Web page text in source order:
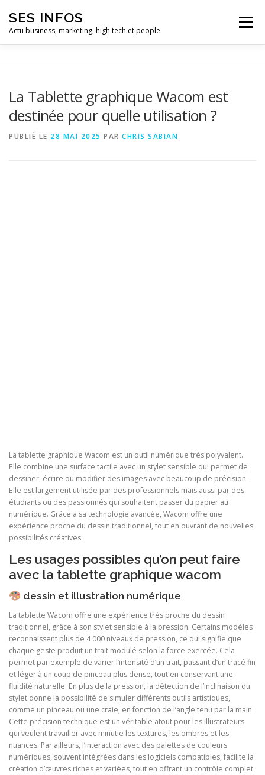
contenu
SES INFOS
Actu business, marketing, high tech et people
Menu
HIGH TECH ET INFORMATIQUE INFLUENCEURS
La Tablette graphique Wacom est
destinée pour quelle utilisation ?
PUBLIÉ LE 28 MAI 2025 PAR CHRIS SABIAN
La tablette graphique Wacom est un outil numérique très polyvalent.
Elle combine une surface tactile avec un stylet sensible qui permet de
dessiner, écrire ou modifier des images avec beaucoup de précision.
Elle est largement utilisée par des professionnels mais aussi par des
étudiants ou des passionnés qui souhaitent passer du papier au
numérique. Grâce à sa technologie avancée, Wacom offre une
expérience proche du dessin traditionnel, tout en ouvrant de nouvelles
possibilités créatives.
Les usages possibles qu’on peut faire
avec la tablette graphique wacom
dessin et illustration numérique
La tablette Wacom offre une expérience très proche du dessin
traditionnel, grâce à son stylet sensible à la pression. Certains modèles
reconnaissent plus de 4 000 niveaux de pression, ce qui signifie que
chaque geste produit un trait modulé selon la force exercée. Cela
permet par exemple de varier l’intensité d’un trait, passant d’un tracé fin
et léger à un coup de pinceau plus dense, tout en conservant une
fluidité naturelle. En plus de la pression, la détection de l’inclinaison du
stylet donne la possibilité de simuler différents outils artistiques,
comme un pinceau ou une craie, en fonction de l’angle tenu par la main.
Cette précision technique est un véritable atout pour les illustrateurs
qui veulent travailler avec minutie les textures, les ombres et les
nuances. Par ailleurs, l’interaction avec des palettes de couleurs
numériques, souvent intégrées dans les logiciels compatibles, facilite la
création d’œuvres riches et variées, tout en offrant un contrôle complet